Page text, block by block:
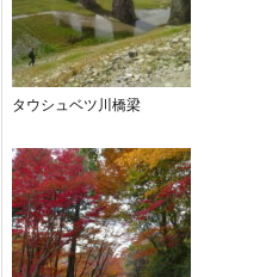
タウシュベツ川橋梁